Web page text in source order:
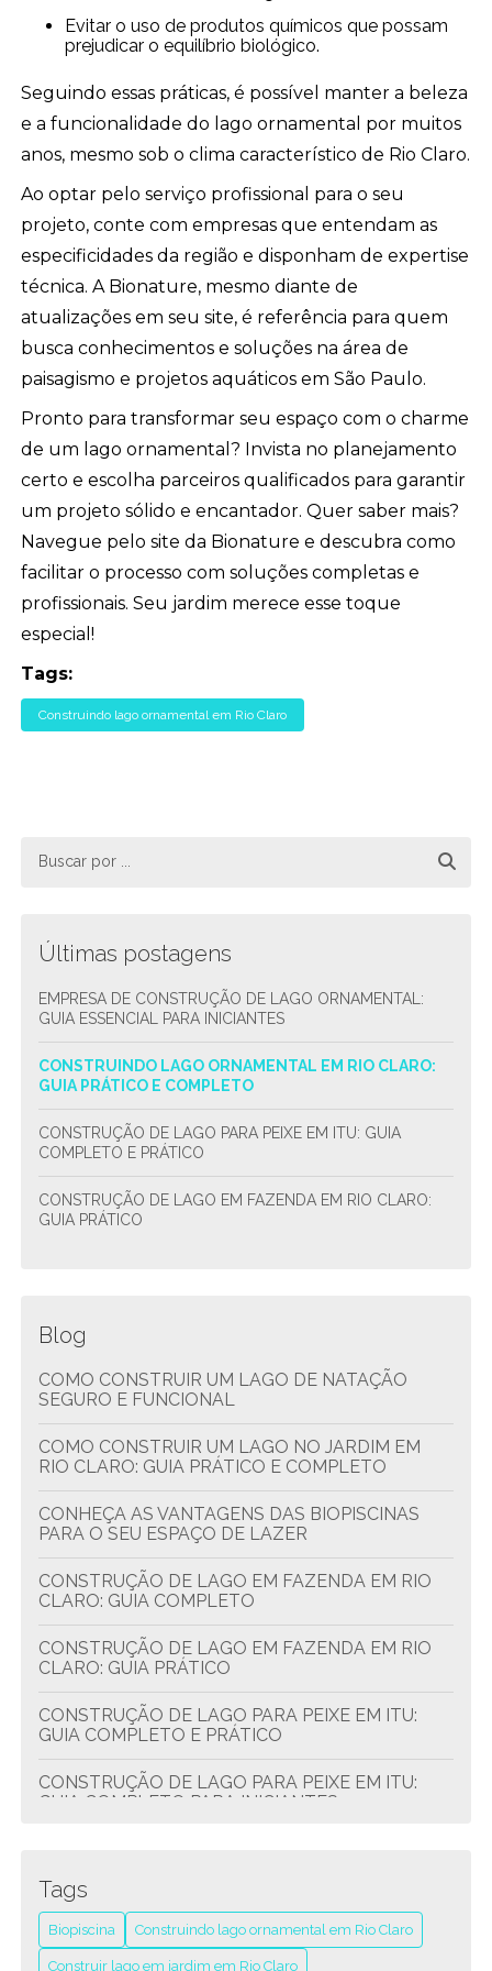
Evitar o uso de produtos químicos que possam
prejudicar o equilíbrio biológico.
Seguindo essas práticas, é possível manter a beleza
e a funcionalidade do lago ornamental por muitos
anos, mesmo sob o clima característico de Rio Claro.
Ao optar pelo serviço profissional para o seu
projeto, conte com empresas que entendam as
especificidades da região e disponham de expertise
técnica. A Bionature, mesmo diante de
atualizações em seu site, é referência para quem
busca conhecimentos e soluções na área de
paisagismo e projetos aquáticos em São Paulo.
Pronto para transformar seu espaço com o charme
de um lago ornamental? Invista no planejamento
certo e escolha parceiros qualificados para garantir
um projeto sólido e encantador. Quer saber mais?
Navegue pelo site da Bionature e descubra como
facilitar o processo com soluções completas e
profissionais. Seu jardim merece esse toque
especial!
Tags:
Construindo lago ornamental em Rio Claro
Últimas postagens
EMPRESA DE CONSTRUÇÃO DE LAGO ORNAMENTAL:
GUIA ESSENCIAL PARA INICIANTES
CONSTRUINDO LAGO ORNAMENTAL EM RIO CLARO:
GUIA PRÁTICO E COMPLETO
CONSTRUÇÃO DE LAGO PARA PEIXE EM ITU: GUIA
COMPLETO E PRÁTICO
CONSTRUÇÃO DE LAGO EM FAZENDA EM RIO CLARO:
GUIA PRÁTICO
Blog
COMO CONSTRUIR UM LAGO DE NATAÇÃO
SEGURO E FUNCIONAL
COMO CONSTRUIR UM LAGO NO JARDIM EM
RIO CLARO: GUIA PRÁTICO E COMPLETO
CONHEÇA AS VANTAGENS DAS BIOPISCINAS
PARA O SEU ESPAÇO DE LAZER
CONSTRUÇÃO DE LAGO EM FAZENDA EM RIO
CLARO: GUIA COMPLETO
CONSTRUÇÃO DE LAGO EM FAZENDA EM RIO
CLARO: GUIA PRÁTICO
CONSTRUÇÃO DE LAGO PARA PEIXE EM ITU:
GUIA COMPLETO E PRÁTICO
CONSTRUÇÃO DE LAGO PARA PEIXE EM ITU:
GUIA COMPLETO PARA INICIANTES
CONSTRUINDO LAGO ORNAMENTAL EM RIO
CLARO: GUIA PRÁTICO E COMPLETO
Tags
Biopiscina Construindo lago ornamental em Rio Claro
Construir lago em jardim em Rio Claro